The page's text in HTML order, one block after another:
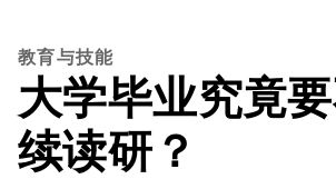
教育与技能
大学毕业究竟
续读研？